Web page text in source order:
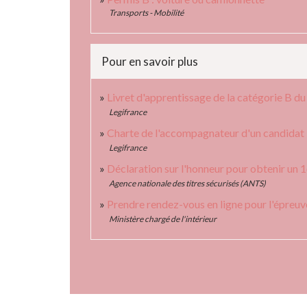
Transports - Mobilité
Pour en savoir plus
Livret d'apprentissage de la catégorie B
Legifrance
Charte de l'accompagnateur d'un
Legifrance
Déclaration sur l'honneur pour obtenir un
Agence nationale des titres sécurisés (ANTS)
Prendre rendez-vous en ligne pour
Ministère chargé de l'intérieur